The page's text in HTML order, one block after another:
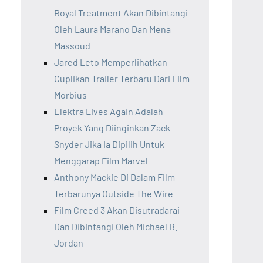
Royal Treatment Akan Dibintangi
Oleh Laura Marano Dan Mena
Massoud
Jared Leto Memperlihatkan
Cuplikan Trailer Terbaru Dari Film
Morbius
Elektra Lives Again Adalah
Proyek Yang Diinginkan Zack
Snyder Jika Ia Dipilih Untuk
Menggarap Film Marvel
Anthony Mackie Di Dalam Film
Terbarunya Outside The Wire
Film Creed 3 Akan Disutradarai
Dan Dibintangi Oleh Michael B.
Jordan